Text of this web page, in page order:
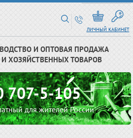
ЛИЧНЫЙ КАБИНЕТ
И ОПТОВАЯ ПРОДАЖА
ХОЗЯЙСТВЕННЫХ ТОВАРОВ
707-5-105
для жителей России